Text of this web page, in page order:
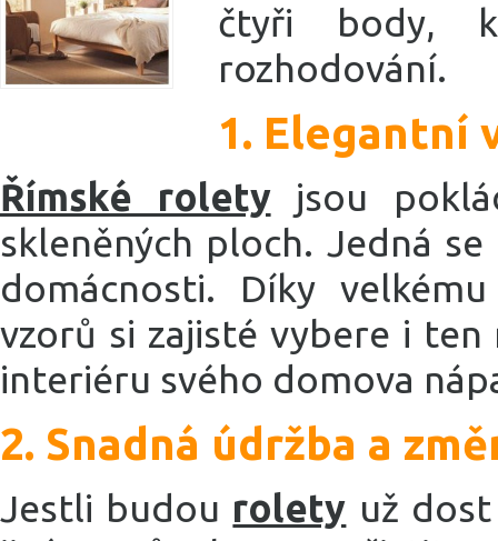
čtyři body,
rozhodování.
1. Elegantní
Římské roletyjsou
skleněných ploch. Jedná
domácnosti. Díky
vzorů si zajisté vybere i
interiéru svého domova
2. Snadná údržba a
Jestli budou rolety už